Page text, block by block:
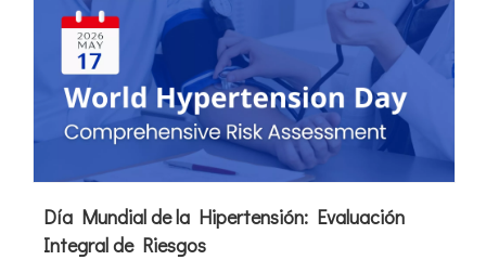
Día Mundial de la Hipertensión: Evaluación
Integral de Riesgos